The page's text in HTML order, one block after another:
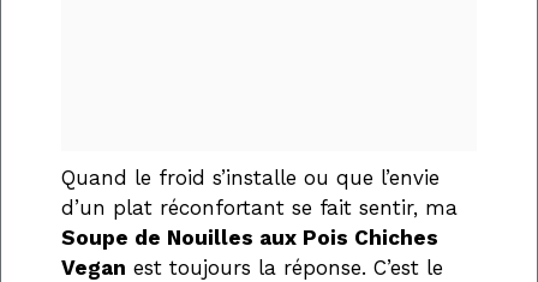
Quand le froid s’installe ou que l’envie
d’un plat réconfortant se fait sentir, ma
Soupe de Nouilles aux Pois Chiches
Vegan est toujours la réponse. C’est le